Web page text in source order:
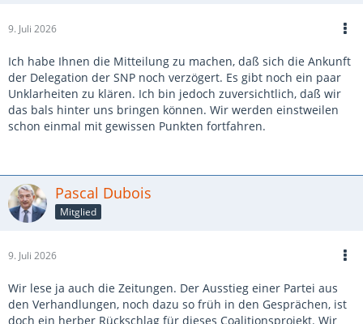
9. Juli 2026
Ich habe Ihnen die Mitteilung zu machen, daß sich die Ankunft
der Delegation der SNP noch verzögert. Es gibt noch ein paar
Unklarheiten zu klären. Ich bin jedoch zuversichtlich, daß wir
das bals hinter uns bringen können. Wir werden einstweilen
schon einmal mit gewissen Punkten fortfahren.
Pascal Dubois
Mitglied
9. Juli 2026
Wir lese ja auch die Zeitungen. Der Ausstieg einer Partei aus
den Verhandlungen, noch dazu so früh in den Gesprächen, ist
doch ein herber Rückschlag für dieses Coalitionsprojekt. Wir